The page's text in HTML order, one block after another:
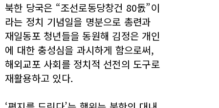
북한 당국은 “조선로동당창건 80돐”이
라는 정치 기념일을 명분으로 총련과
재일동포 청년들을 동원해 김정은 개인
에 대한 충성심을 과시하게 함으로써,
해외교포 사회를 정치적 선전의 도구로
재활용하고 있다.